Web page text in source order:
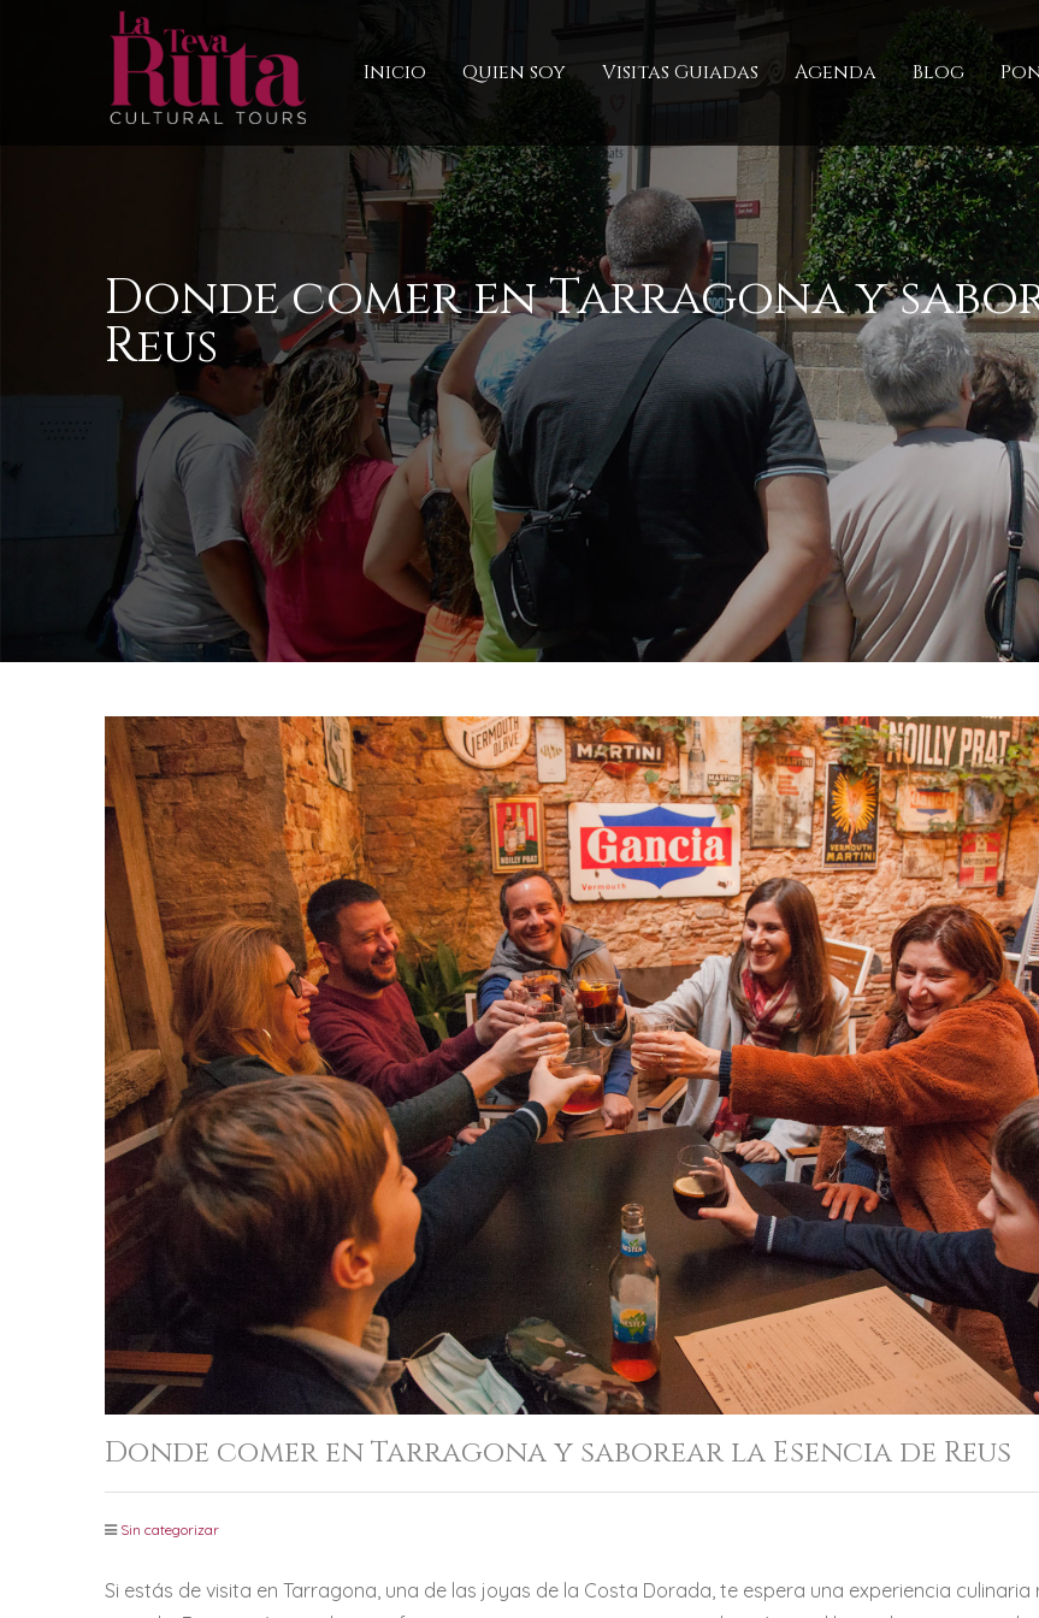
Inicio Quien soy Visitas Guiadas Agenda Blog
Donde comer en Tarragona y
Reus
Donde comer en Tarragona y saborear la Esencia de Reus
Sin categorizar
Si estás de visita en Tarragona, una de las joyas de la Costa Dorada, te espera una experiencia culinaria